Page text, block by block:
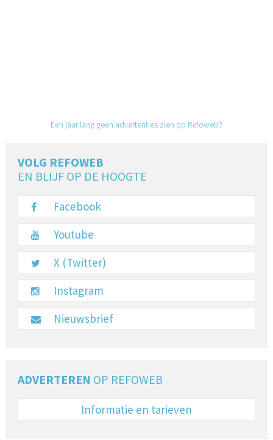
Een jaar lang geen advertenties zien op Refoweb?
VOLG REFOWEB
EN BLIJF OP DE HOOGTE
Facebook
Youtube
X (Twitter)
Instagram
Nieuwsbrief
ADVERTEREN OP REFOWEB
Informatie en tarieven